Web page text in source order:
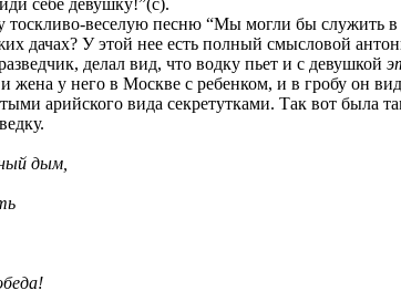
себе девушку!”(с).
тоскливо-веселую песню “Мы могли бы служить
дачах? У этой нее есть полный смысловой
делал вид, что водку пьет и с девушкой
жена у него в Москве с ребенком, и в гробу он
арийского вида секретутками. Так вот была
дым,